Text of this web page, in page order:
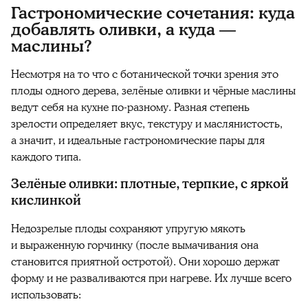
Гастрономические сочетания: куда
добавлять оливки, а куда —
маслины?
Несмотря на то что с ботанической точки зрения это
плоды одного дерева, зелёные оливки и чёрные маслины
ведут себя на кухне по-разному. Разная степень
зрелости определяет вкус, текстуру и маслянистость,
а значит, и идеальные гастрономические пары для
каждого типа.
Зелёные оливки: плотные, терпкие, с яркой
кислинкой
Недозрелые плоды сохраняют упругую мякоть
и выраженную горчинку (после вымачивания она
становится приятной остротой). Они хорошо держат
форму и не разваливаются при нагреве. Их лучше всего
использовать: